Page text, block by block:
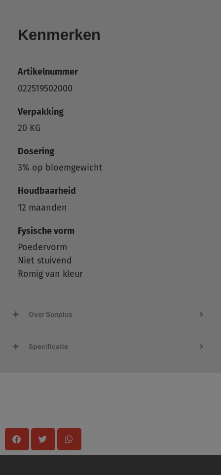
Kenmerken
Artikelnummer
022519502000
Verpakking
20 KG
Dosering
3% op bloemgewicht
Houdbaarheid
12 maanden
Fysische vorm
Poedervorm
Niet stuivend
Romig van kleur
Over Sonplus
Specificatie